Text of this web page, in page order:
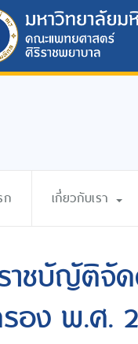
ก เกี่ยวกับเรา
าชบัญัติจั
อง พ.ศ.